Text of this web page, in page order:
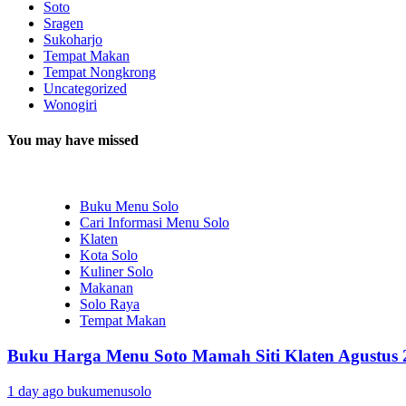
Soto
Sragen
Sukoharjo
Tempat Makan
Tempat Nongkrong
Uncategorized
Wonogiri
You may have missed
Buku Menu Solo
Cari Informasi Menu Solo
Klaten
Kota Solo
Kuliner Solo
Makanan
Solo Raya
Tempat Makan
Buku Harga Menu Soto Mamah Siti Klaten Agustus
1 day ago bukumenusolo